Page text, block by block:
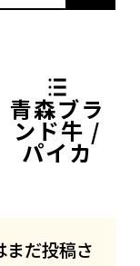
青森ブラ
ンド牛 /
パイカ
だ投稿さ